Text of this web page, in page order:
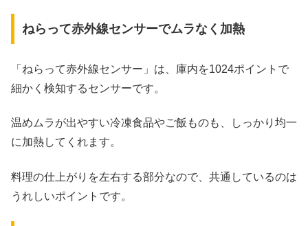
ねらって赤外線センサーでムラなく加熱
「ねらって赤外線センサー」は、庫内を1024ポイントで
細かく検知するセンサーです。
温めムラが出やすい冷凍食品やご飯ものも、しっかり均一
に加熱してくれます。
料理の仕上がりを左右する部分なので、共通しているのは
うれしいポイントです。